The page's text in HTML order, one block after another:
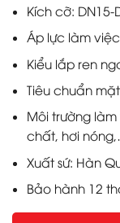
Kích cỡ: DN15-
Áp lực làm
Kiểu lắp ren
Tiêu chuẩn mặt
Môi trường
chất, hơi
Xuất sứ: Hàn
Bảo hành 12